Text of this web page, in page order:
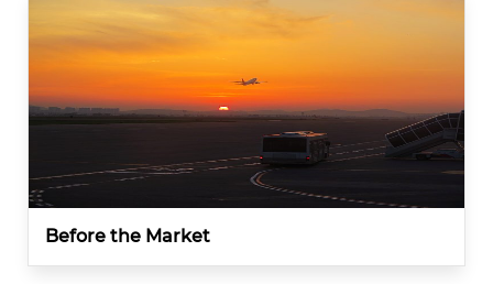
Before the Market